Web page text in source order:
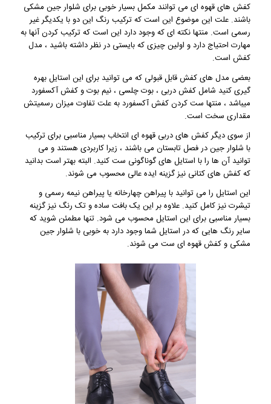
کفش های قهوه ای می توانند مکمل بسیار خوبی برای شلوار جین مشکی
باشند. علت این موضوع این است که ترکیب رنگ این دو با یکدیگر غیر
رسمی است. منتها نکته ای که وجود دارد این است که ترکیب کردن آنها به
مهارت احتیاج دارد و اولین چیزی که بایستی در نظر داشته باشید ، مدل
کفش است.
بعضی مدل های کفش قابل قبولی که می توانید برای این استایل بهره
گیری کنید شامل کفش دربی ، بوت چلسی ، نیم بوت و کفش آکسفورد
میباشد ، منتها ست کردن کفش آکسفورد به علت تفاوت میزان رسمیتش
مقداری سخت است.
از سوی دیگر کفش های دربی قهوه ای انتخاب بسیار مناسبی برای ترکیب
با شلوار جین در فصل تابستان می باشند ، زیرا کاربردی هستند و می
توانید آن ها را با استایل های گوناگونی ست کنید. البته بهتر است بدانید
که کفش های کتانی نیز گزینه ایده عالی محسوب می شوند.
این استایل را می توانید با پیراهن چهارخانه یا پیراهن نیمه رسمی و
تیشرت نیز کامل کنید. علاوه بر این یک بافت ساده و تک رنگ نیز گزینه
بسیار مناسبی برای این استایل محسوب می شود. تنها مطمئن شوید که
سایر رنگ هایی که در استایل شما وجود دارد به خوبی با شلوار جین
مشکی و کفش قهوه ای ست می شوند.